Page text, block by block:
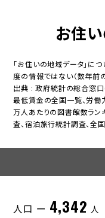
お住
「お住いの地域データ」に
度の情報ではない（数年前
出典 : 政府統計の総合窓
最低賃金の全国一覧、労働
万人あたりの図書館数ラン
査、宿泊旅行統計調査、全
人口 ー 4,342 人